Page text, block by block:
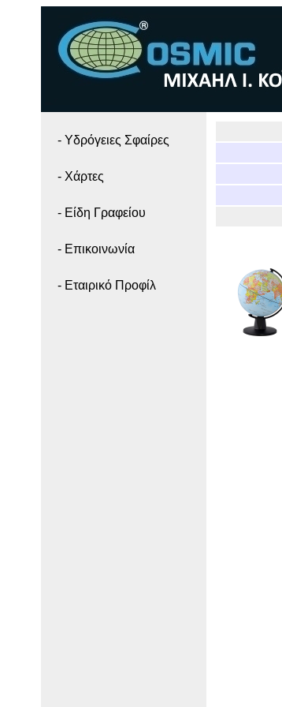
- Yδρόγειες Σφαίρες
- Χάρτες
- Είδη Γραφείου
- Επικοινωνία
- Εταιρικό Προφίλ